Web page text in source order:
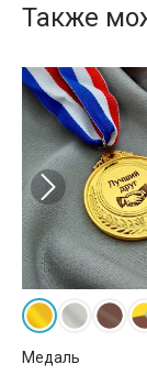
Также
Медаль